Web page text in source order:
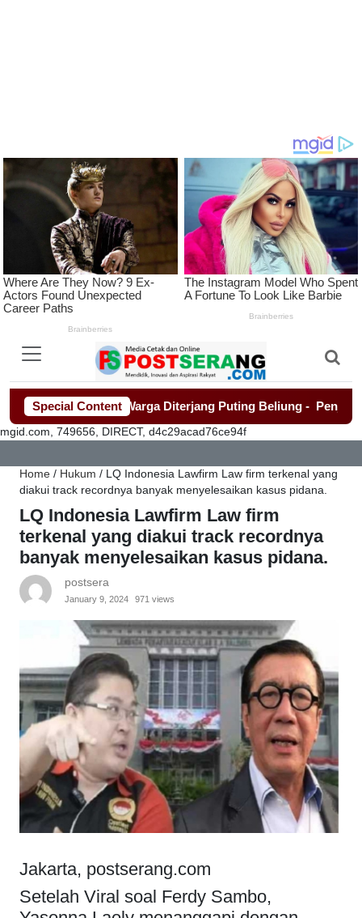
Special Content
Roboh Warga Diterjang Puting Beliung- Penjualan
mgid.com, 749656, DIRECT, d4c29acad76ce94f
Home / Hukum / LQ Indonesia Lawfirm Law firm terkenal yang
diakui track recordnya banyak menyelesaikan kasus pidana.
LQ Indonesia Lawfirm Law firm
terkenal yang diakui track recordnya
banyak menyelesaikan kasus pidana.
postsera
January 9, 2024 971 views
Jakarta, postserang.com
Setelah Viral soal Ferdy Sambo,